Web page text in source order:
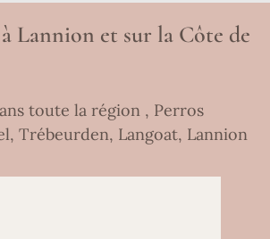
Lannion et sur la Côte de
toute la région , Perros
Trébeurden, Langoat, Lannion